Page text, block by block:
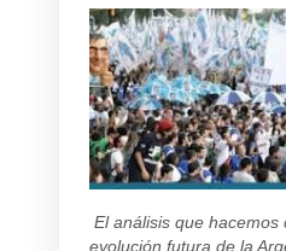
El análisis que hacemos
evolución futura de la